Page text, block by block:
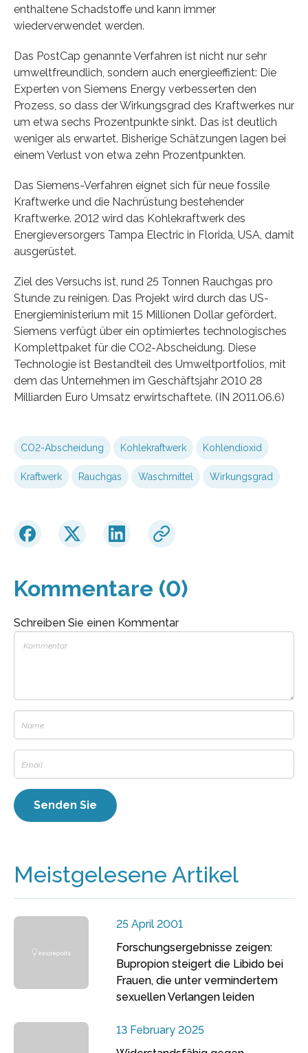
enthaltene Schadstoffe und kann immer
wiederverwendet werden.
Das PostCap genannte Verfahren ist nicht nur sehr
umweltfreundlich, sondern auch energieeffizient: Die
Experten von Siemens Energy verbesserten den
Prozess, so dass der Wirkungsgrad des Kraftwerkes nur
um etwa sechs Prozentpunkte sinkt. Das ist deutlich
weniger als erwartet. Bisherige Schätzungen lagen bei
einem Verlust von etwa zehn Prozentpunkten.
Das Siemens-Verfahren eignet sich für neue fossile
Kraftwerke und die Nachrüstung bestehender
Kraftwerke. 2012 wird das Kohlekraftwerk des
Energieversorgers Tampa Electric in Florida, USA, damit
ausgerüstet.
Ziel des Versuchs ist, rund 25 Tonnen Rauchgas pro
Stunde zu reinigen. Das Projekt wird durch das US-
Energieministerium mit 15 Millionen Dollar gefördert.
Siemens verfügt über ein optimiertes technologisches
Komplettpaket für die CO2-Abscheidung. Diese
Technologie ist Bestandteil des Umweltportfolios, mit
dem das Unternehmen im Geschäftsjahr 2010 28
Milliarden Euro Umsatz erwirtschaftete. (IN 2011.06.6)
CO2-Abscheidung Kohlekraftwerk Kohlendioxid
Kraftwerk Rauchgas Waschmittel Wirkungsgrad
Kommentare (0)
Schreiben Sie einen Kommentar
Meistgelesene Artikel
25 April 2001
Forschungsergebnisse zeigen:
Bupropion steigert die Libido bei
Frauen, die unter vermindertem
sexuellen Verlangen leiden
13 February 2025